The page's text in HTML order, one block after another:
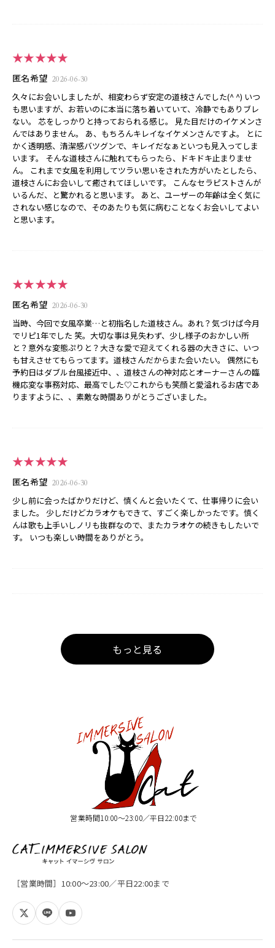
★★★★★
匿名希望 2026-06-30
久々にお会いしましたが、相変わらず安定の道枝さんでした(^ ^) いつ
も思いますが、お若いのに本当に落ち着いていて、冷静でもありブレ
ない。 芯をしっかりと持っておられる感じ。 見た目だけのイケメンさ
んではありません。 あ、もちろんキレイなイケメンさんですよ。 とに
かく透明感、清潔感バツグンで、キレイだなぁといつも見入ってしま
います。 そんな道枝さんに触れてもらったら、ドキドキ止まりませ
ん。 これまで女風を利用してツラい思いをされた方がいたとしたら、
道枝さんにお会いして癒されてほしいです。 こんなセラピストさんが
いるんだ、と驚かれると思います。 あと、ユーザーの年齢は全く気に
されない感じなので、そのあたりも気に病むことなくお会いしてよい
と思います。
★★★★★
匿名希望 2026-06-30
当時、今回で女風卒業…と初指名した道枝さん。あれ？気づけば今月
でリピ1年でした 笑。大切な事は見失わず、少し様子のおかしい所
と？意外な変態ぷりと？大きな愛で迎えてくれる器の大きさに、いつ
も甘えさせてもらってます。道枝さんだからまた会いたい。 偶然にも
予約日はダブル台風接近中、、道枝さんの神対応とオーナーさんの臨
機応変な事務対応、最高でした♡これからも笑顔と愛溢れるお店であ
りますように、、素敵な時間ありがとうございました。
★★★★★
匿名希望 2026-06-30
少し前に会ったばかりだけど、慎くんと会いたくて、仕事帰りに会い
ました。 少しだけどカラオケもできて、すごく楽しかったです。慎く
んは歌も上手いしノリも抜群なので、またカラオケの続きもしたいで
す。 いつも楽しい時間をありがとう。
もっと見る
営業時間10:00〜23:00／平日22:00まで
［営業時間］10:00〜23:00／平日22:00まで